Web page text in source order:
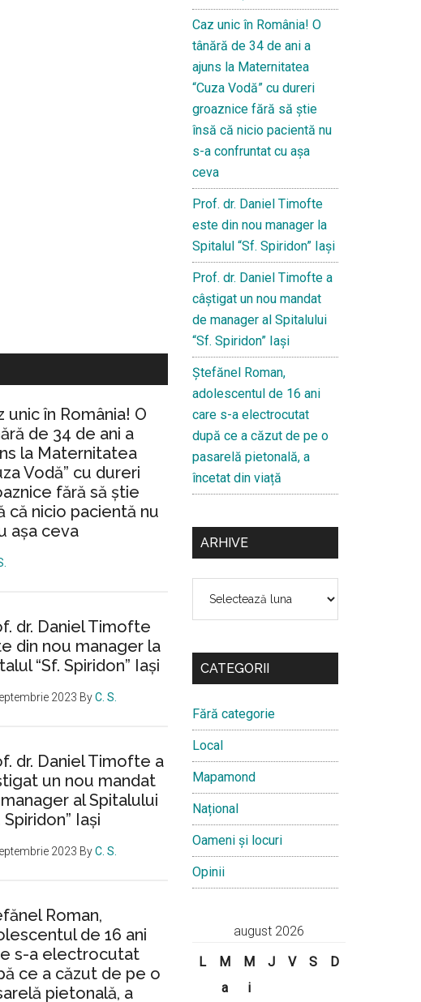
unic în România! O
de 34 de ani a
la Maternitatea
Vodă” cu dureri
fără să ştie
că nicio pacientă nu
așa ceva
dr. Daniel Timofte
din nou manager la
“Sf. Spiridon” Iaşi
2023 ByC. S.
dr. Daniel Timofte a
un nou mandat
al Spitalului
Spiridon” Iași
2023 ByC. S.
Roman,
de 16 ani
s-a electrocutat
ce a căzut de pe o
pietonală, a
Caz unic în România! O
tânără de 34 de ani a
ajuns la Maternitatea
“Cuza Vodă” cu dureri
groaznice fără să ştie
însă că nicio pacientă nu
s-a confruntat cu așa
ceva
Prof. dr. Daniel Timofte
este din nou manager la
Spitalul “Sf. Spiridon” Iaşi
Prof. dr. Daniel Timofte a
câștigat un nou mandat
de manager al Spitalului
“Sf. Spiridon” Iași
Ştefănel Roman,
adolescentul de 16 ani
care s-a electrocutat
după ce a căzut de pe o
pasarelă pietonală, a
încetat din viață
ARHIVE
CATEGORII
Fără categorie
Local
Mapamond
Național
Oameni și locuri
Opinii
august 2026
L
M
a
M
i
J V S D